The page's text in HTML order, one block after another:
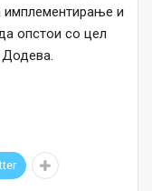
имплементирање и
опстои со цел
Додева.